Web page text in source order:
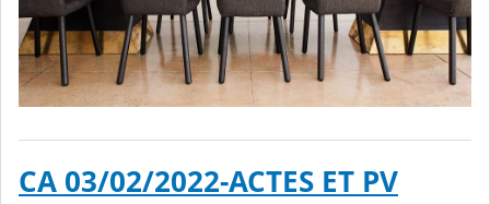
CA 03/02/2022-ACTES ET PV